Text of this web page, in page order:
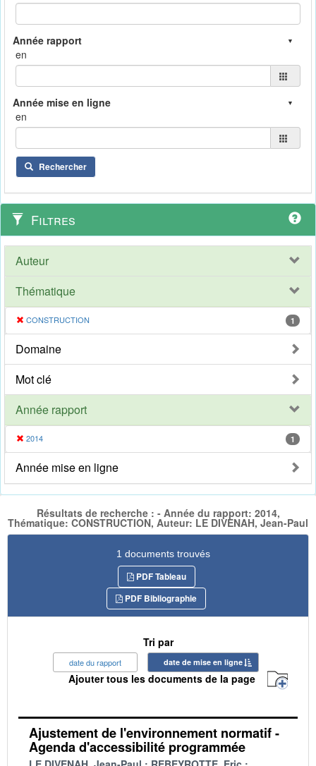
en
en
Rechercher
Filtres
Auteur
Thématique
CONSTRUCTION 1
Domaine
Mot clé
Année rapport
2014 1
Année mise en ligne
Résultats de recherche : - Année du rapport: 2014,
Thématique: CONSTRUCTION, Auteur: LE DIVENAH, Jean-Paul
1 documents trouvés
PDF Tableau
PDF Bibliographie
Tri par
date du rapport date de mise en ligne
Ajouter tous les documents de la page
Ajustement de l'environnement normatif -
Agenda d'accessibilité programmée